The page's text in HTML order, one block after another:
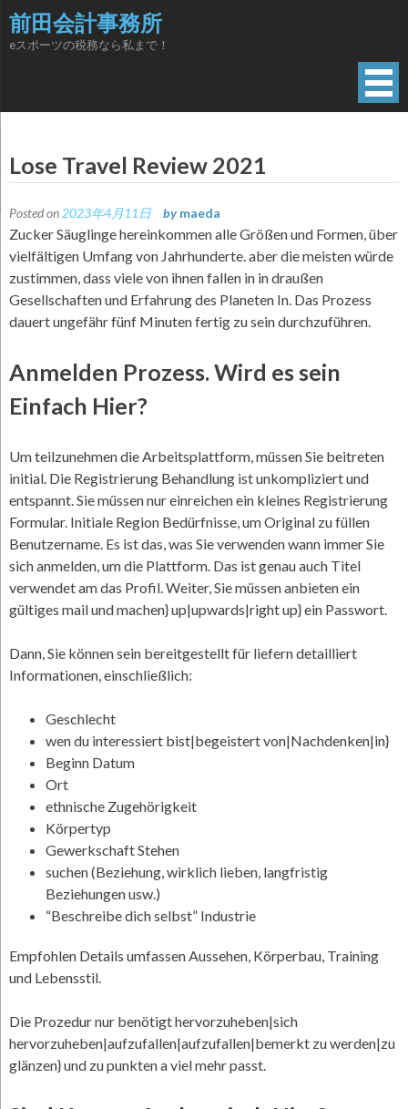
Skip
to
content
前田会計事務所
eスポーツの税務なら私まで！
Lose Travel Review 2021
Posted on 2023年4月11日 by maeda
Zucker Säuglinge hereinkommen alle Größen und Formen, über
vielfältigen Umfang von Jahrhunderte. aber die meisten würde
zustimmen, dass viele von ihnen fallen in in draußen
Gesellschaften und Erfahrung des Planeten In. Das Prozess
dauert ungefähr fünf Minuten fertig zu sein durchzuführen.
Anmelden Prozess. Wird es sein
Einfach Hier?
Um teilzunehmen die Arbeitsplattform, müssen Sie beitreten
initial. Die Registrierung Behandlung ist unkompliziert und
entspannt. Sie müssen nur einreichen ein kleines Registrierung
Formular. Initiale Region Bedürfnisse, um Original zu füllen
Benutzername. Es ist das, was Sie verwenden wann immer Sie
sich anmelden, um die Plattform. Das ist genau auch Titel
verwendet am das Profil. Weiter, Sie müssen anbieten ein
gültiges mail und machen} up|upwards|right up} ein Passwort.
Dann, Sie können sein bereitgestellt für liefern detailliert
Informationen, einschließlich:
Geschlecht
wen du interessiert bist|begeistert von|Nachdenken|in}
Beginn Datum
Ort
ethnische Zugehörigkeit
Körpertyp
Gewerkschaft Stehen
suchen (Beziehung, wirklich lieben, langfristig
Beziehungen usw.)
“Beschreibe dich selbst” Industrie
Empfohlen Details umfassen Aussehen, Körperbau, Training
und Lebensstil.
Die Prozedur nur benötigt hervorzuheben|sich
hervorzuheben|aufzufallen|aufzufallen|bemerkt zu werden|zu
glänzen} und zu punkten a viel mehr passt.